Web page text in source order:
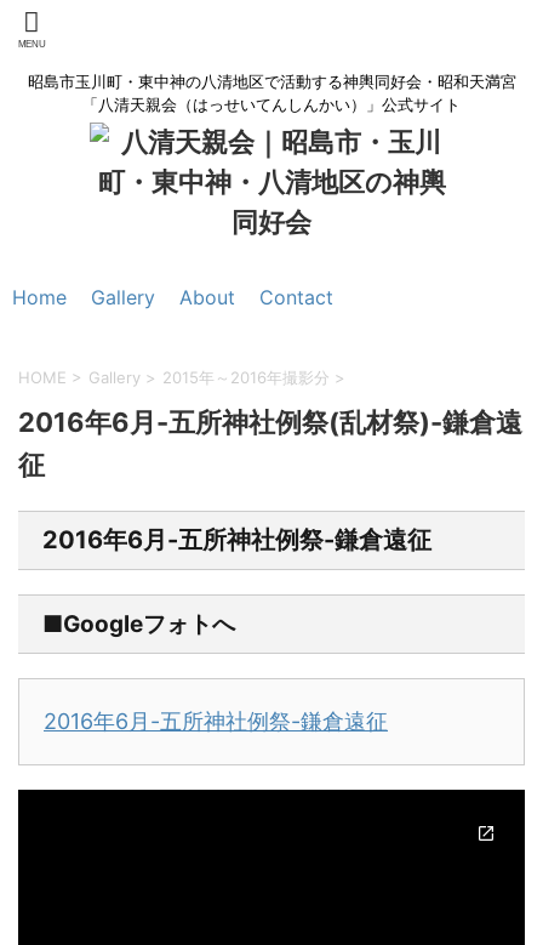
昭島市玉川町・東中神の八清地区で活動する神輿同好会・昭和天満宮
「八清天親会（はっせいてんしんかい）」公式サイト
Home Gallery About Contact
HOME > Gallery > 2015年～2016年撮影分 >
2016年6月-五所神社例祭(乱材祭)-鎌倉遠
征
2016年6月-五所神社例祭-鎌倉遠征
■Googleフォトへ
2016年6月-五所神社例祭-鎌倉遠征